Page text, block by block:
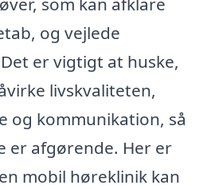
og vejlede
er vigtigt at huske,
livskvaliteten,
og kommunikation, så
er afgørende. Her er
mobil høreklinik kan